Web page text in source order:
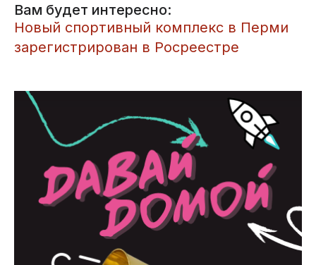
Вам будет интересно:
Новый спортивный комплекс в Перми
зарегистрирован в Росреестре